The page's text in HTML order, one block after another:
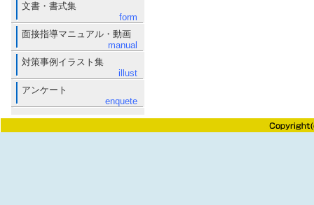
文書・書式集
form
面接指導マニュアル・動画
manual
対策事例イラスト集
illust
アンケート
enquete